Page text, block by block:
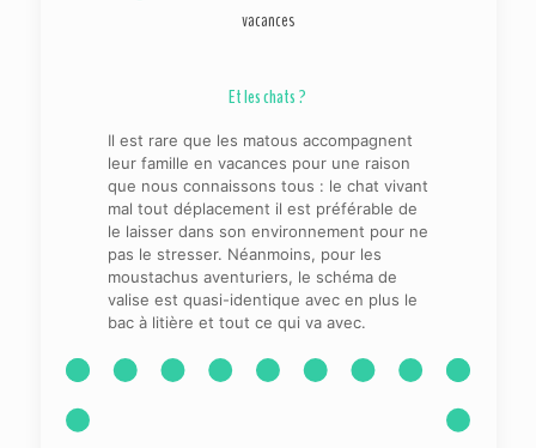
vacances
Et les chats ?
Il est rare que les matous accompagnent
leur famille en vacances pour une raison
que nous connaissons tous : le chat vivant
mal tout déplacement il est préférable de
le laisser dans son environnement pour ne
pas le stresser. Néanmoins, pour les
moustachus aventuriers, le schéma de
valise est quasi-identique avec en plus le
bac à litière et tout ce qui va avec.